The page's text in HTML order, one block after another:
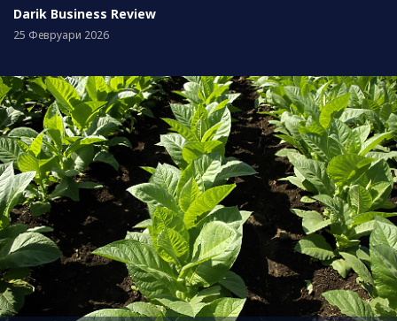
Darik Business Review
25 Февруари 2026